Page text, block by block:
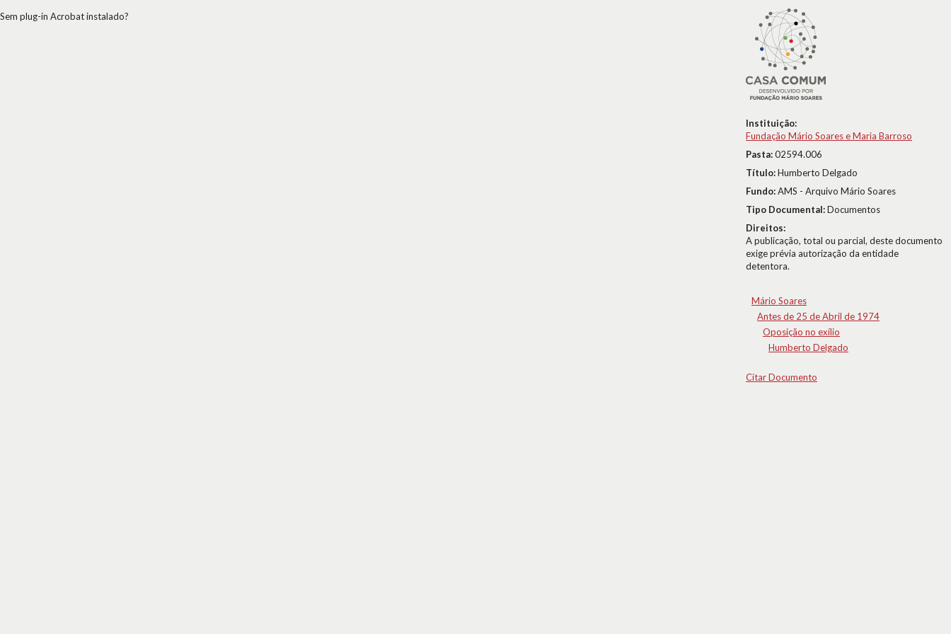
Instituição:
Fundação Mário Soares e Maria Barroso
Pasta:02594.006
Título:Humberto Delgado
Fundo:AMS - Arquivo Mário Soares
Tipo Documental:Documentos
Direitos:
A publicação, total ou parcial, deste documento
exige prévia autorização da entidade
detentora.
Mário Soares
Antes de 25 de Abril de 1974
Oposição no exílio
Humberto Delgado
Citar Documento
Sem plug-in Acrobat instalado?